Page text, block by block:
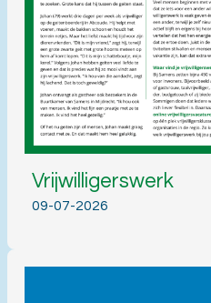
Vrijwilligerswerk
09-07-2026